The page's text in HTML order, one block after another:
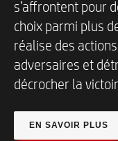
s’affrontent pour
choix parmi plus
réalise des
adversaires et
décrocher la
EN SAVOIR PLUS